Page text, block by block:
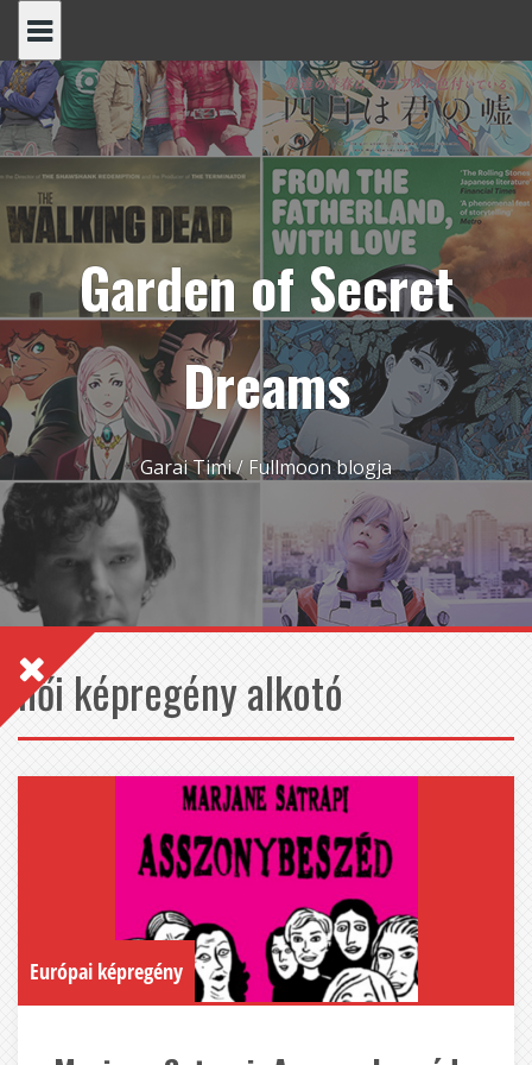
content
Garden of Secret
Dreams
Garai Timi / Fullmoon blogja
női képregény alkotó
Európai képregény